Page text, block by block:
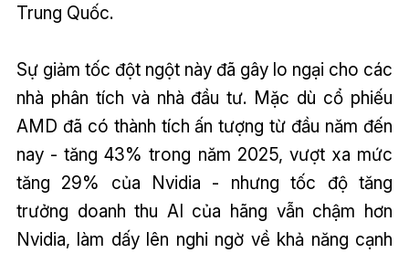
Trung Quốc.
Sự giảm tốc đột ngột này đã gây lo ngại cho các
nhà phân tích và nhà đầu tư. Mặc dù cổ phiếu
AMD đã có thành tích ấn tượng từ đầu năm đến
nay - tăng 43% trong năm 2025, vượt xa mức
tăng 29% của Nvidia - nhưng tốc độ tăng
trưởng doanh thu AI của hãng vẫn chậm hơn
Nvidia, làm dấy lên nghi ngờ về khả năng cạnh